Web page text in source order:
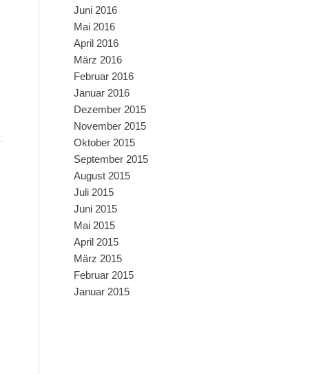
Juni 2016
Mai 2016
April 2016
März 2016
Februar 2016
Januar 2016
Dezember 2015
November 2015
Oktober 2015
September 2015
August 2015
Juli 2015
Juni 2015
Mai 2015
April 2015
März 2015
Februar 2015
Januar 2015